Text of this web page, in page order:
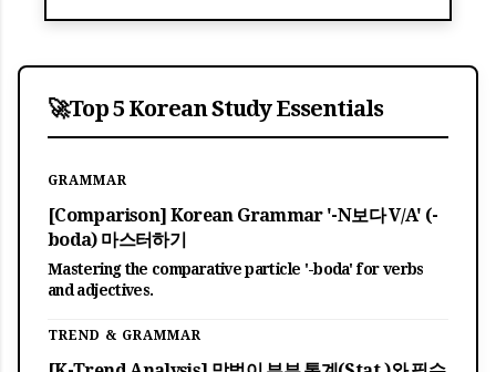
🚀Top 5 Korean Study Essentials
GRAMMAR
[Comparison] Korean Grammar '-N보다 V/A' (-
boda) 마스터하기
Mastering the comparative particle '-boda' for verbs
and adjectives.
TREND & GRAMMAR